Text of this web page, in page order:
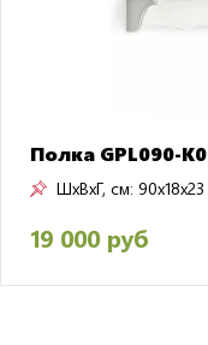
Полка GPL090-
ШxВxГ, см: 90x18x23
19 000 руб